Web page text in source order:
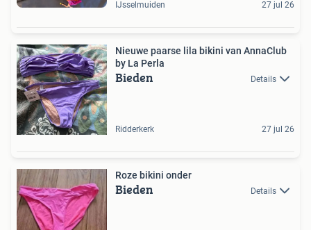
IJsselmuiden 27 jul 26
Nieuwe paarse lila bikini van AnnaClub
by La Perla
Bieden Details
Ridderkerk 27 jul 26
Roze bikini onder
Bieden Details